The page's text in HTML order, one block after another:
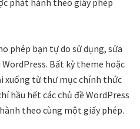
phép bạn tự do sử dụng, sửa
Bất kỳ theme hoặc
xuống từ thư mục chính thức
hầu hết các chủ đề WordPress
theo cùng một giấy phép.